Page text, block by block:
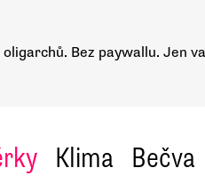
oligarchů. Bez paywallu. Jen
Klima Bečva